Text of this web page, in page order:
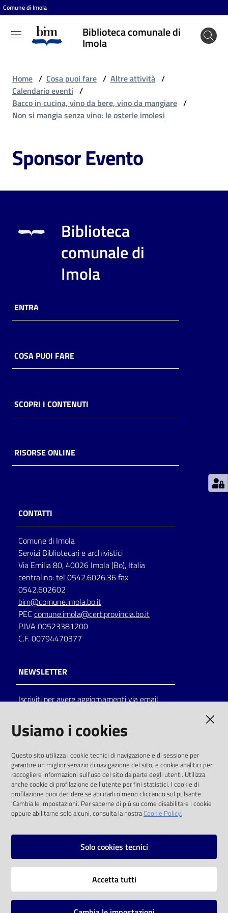
Vai al contenuto
Vai alla navigazione
Vai al footer
Comune di Imola
Biblioteca comunale di
Imola
Biblioteca
comunale
Entra
Cosa
puoi
Archivio
Decentrate
lettura
Seguici
su
Catalogo
Eventi
Chiedi al
bibliotecario
Avvisi
Home / Cosa puoi fare / Altre attività /
Calendario eventi /
Bacco in cucina, vino da bere, vino da mangiare /
Non si mangia senza vino: le osterie imolesi
Sponsor Evento
Biblioteca
comunale di
Imola
ENTRA
COSA PUOI FARE
SCOPRI I CONTENUTI
RISORSE ONLINE
CONTATTI
Comune di Imola
Servizi Bibliotecari e archivistici
Via Emilia 80, 40026 Imola (Bo), Italia
centralino: tel 0542.6026.36 fax
0542.602602
bim@comune.imola.bo.it
PEC comune.imola@cert.provincia.bo.it
P.IVA 00523381200
C.F. 00794470377
NEWSLETTER
Iscriviti per avere aggiornamenti via email
solo alle condizioni previste dalla direttiva
comunitaria 2003/98/CE e dal d.lgs. 36/2006
SOCIAL
Instagram
Vai alla pagina
Usiamo i cookies
Questo sito utilizza i cookie tecnici di navigazione e di sessione per
garantire un miglior servizio di navigazione del sito, e cookie analitici per
raccogliere informazioni sull'uso del sito da parte degli utenti. Utilizza
anche cookie di profilazione dell'utente per fini statistici. I cookie di
profilazione puoi decidere se abilitarli o meno cliccando sul pulsante
'Cambia le impostazioni'. Per saperne di più su come disabilitare i cookie
oppure abilitarne solo alcuni, consulta la nostraCookie Policy.
Solo cookies tecnici
Accetta tutti